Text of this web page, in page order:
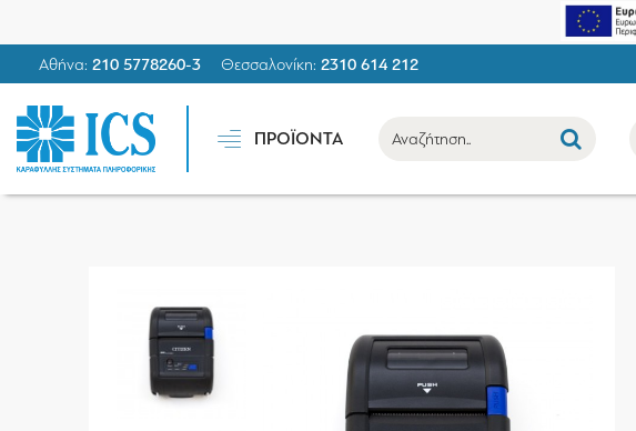
Αθήνα: 210 5778260-3 Θεσσαλονίκη: 2310 614 212
ΠΡΟΪΟΝΤΑ